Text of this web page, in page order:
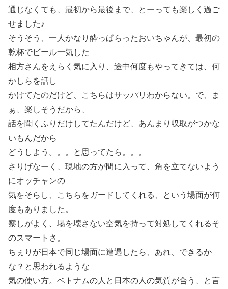
通じなくても、最初から最後まで、とーっても楽しく過ご
せました♪
そうそう、一人かなり酔っぱらったおいちゃんが、最初の
乾杯でビール一気した
相方さんをえらく気に入り、途中何度もやってきては、何
かしらを話し
かけてたのだけど、こちらはサッパリわからない。で、ま
ぁ、楽しそうだから、
話を聞くふりだけしてたんだけど、あんまり収取がつかな
いもんだから
どうしよう。。。と思ってたら。。。
さりげなーく、現地の方が間に入って、角を立てないよう
にオッチャンの
気をそらし、こちらをガードしてくれる、という場面が何
度もありました。
察しがよく、場を壊さない空気を持って対処してくれるそ
のスマートさ。
ちぇりが日本で同じ場面に遭遇したら、あれ、できるか
な？と思われるような
気の使い方。ベトナムの人と日本の人の気質が合う、と言